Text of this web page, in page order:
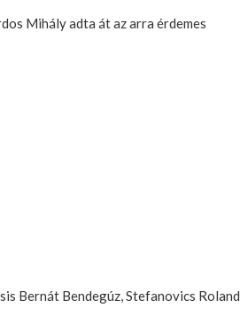
Mihály adta át az arra érdemes
Bernát Bendegúz, Stefanovics Roland